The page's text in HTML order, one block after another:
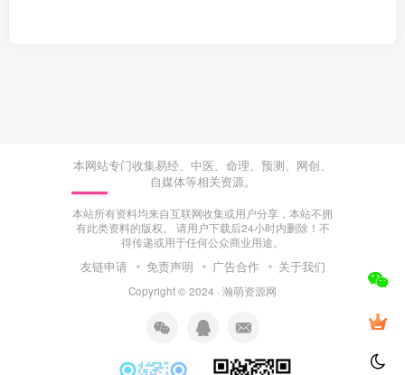
本网站专门收集易经、中医、命理、预测、网创、
自媒体等相关资源。
本站所有资料均来自互联网收集或用户分享，本站不拥
有此类资料的版权。 请用户下载后24小时内删除！不
得传递或用于任何公众商业用途。
友链申请 免责声明 广告合作 关于我们
Copyright © 2024 · 瀚萌资源网